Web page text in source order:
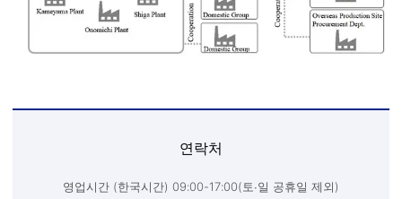
연락처
영업시간 (한국시간) 09:00-17:00(토∙일 공휴일 제외)